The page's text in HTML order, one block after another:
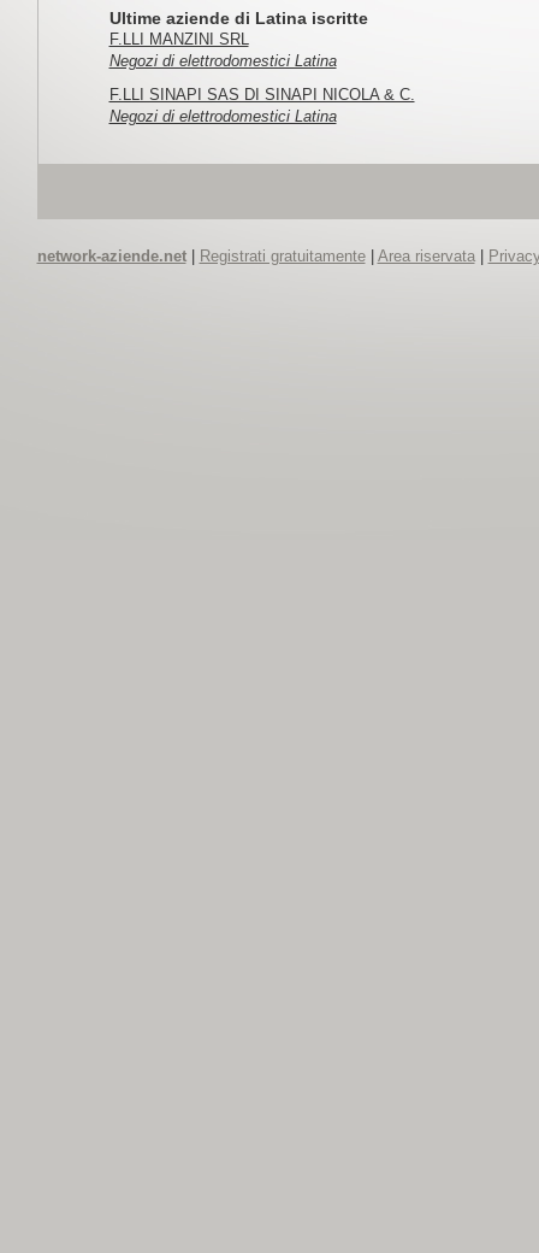
Ultime aziende di Latina iscritte
F.LLI MANZINI SRL
Negozi di elettrodomestici Latina
F.LLI SINAPI SAS DI SINAPI NICOLA & C.
Negozi di elettrodomestici Latina
network-aziende.net| Registrati gratuitamente| Area riservata|